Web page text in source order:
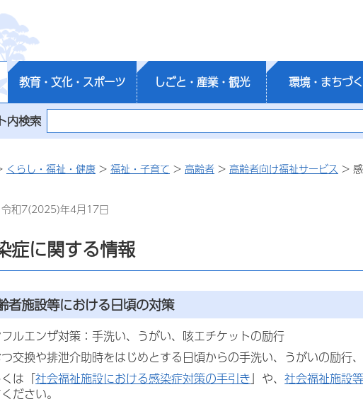
教育・文化・スポーツ しごと・産業・観光 環境・まちづ
内検索
くらし・福祉・健康 > 福祉・子育て > 高齢者 > 高齢者向け福祉サービス >
和7(2025)年4月17日
症に関する情報
者施設等における日頃の対策
ルエンザ対策：手洗い、うがい、咳エチケットの励行
交換や排泄介助時をはじめとする日頃からの手洗い、うがいの励行
は「社会福祉施設における感染症対策の手引き」や、社会福祉施設
ださい。